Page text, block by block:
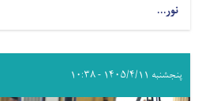
نور...
پنجشنبه ۱۴۰۵/۴/۱۱ - ۱۰:۳۸